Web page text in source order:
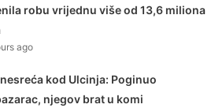
robu vrijednu više od 13,6 miliona
ago
kod Ulcinja: Poginuo
njegov brat u komi